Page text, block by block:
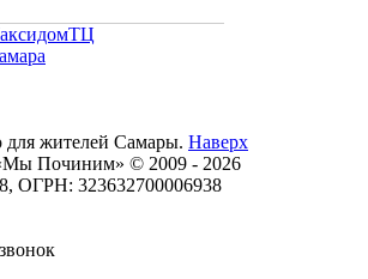
ТЦ
для жителей Самары. Наверх
Починим» © 2009 - 2026
ОГРН: 323632700006938